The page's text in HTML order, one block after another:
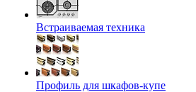
Встраиваемая техника
Профиль для шкафов-купе